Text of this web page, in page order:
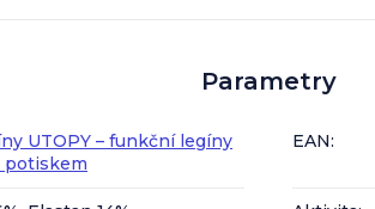
Parametry
UTOPY – funkční legíny
potiskem
EAN: